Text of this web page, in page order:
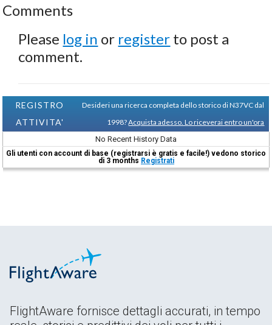
Comments
Please log in or register to post a
comment.
REGISTRO
ATTIVITA'
Desideri una ricerca completa dello storico di N37VC dal
1998?Acquista adesso. Lo riceverai entro un'ora
No Recent History Data
Gli utenti con account di base (registrarsi è gratis e facile!) vedono storico
di 3 months Registrati
FlightAware fornisce dettagli accurati, in tempo